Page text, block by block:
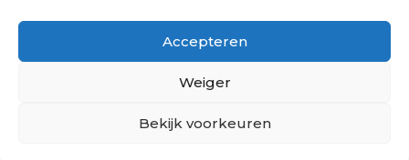
Accepteren
Weiger
Bekijk voorkeuren
Offerte aanvragen
Copyright © 2021 - 2022 Petersstoffering | KVK:
Hoe kan ik je helpen?